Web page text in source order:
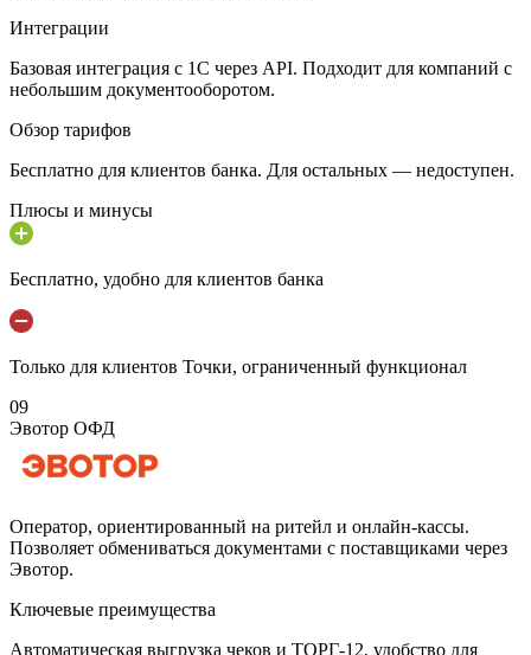
Интеграции
Базовая интеграция с 1С через API. Подходит для компаний с
небольшим документооборотом.
Обзор тарифов
Бесплатно для клиентов банка. Для остальных — недоступен.
Плюсы и минусы
Бесплатно, удобно для клиентов банка
Только для клиентов Точки, ограниченный функционал
09
Эвотор ОФД
Оператор, ориентированный на ритейл и онлайн-кассы.
Позволяет обмениваться документами с поставщиками через
Эвотор.
Ключевые преимущества
Автоматическая выгрузка чеков и ТОРГ-12, удобство для